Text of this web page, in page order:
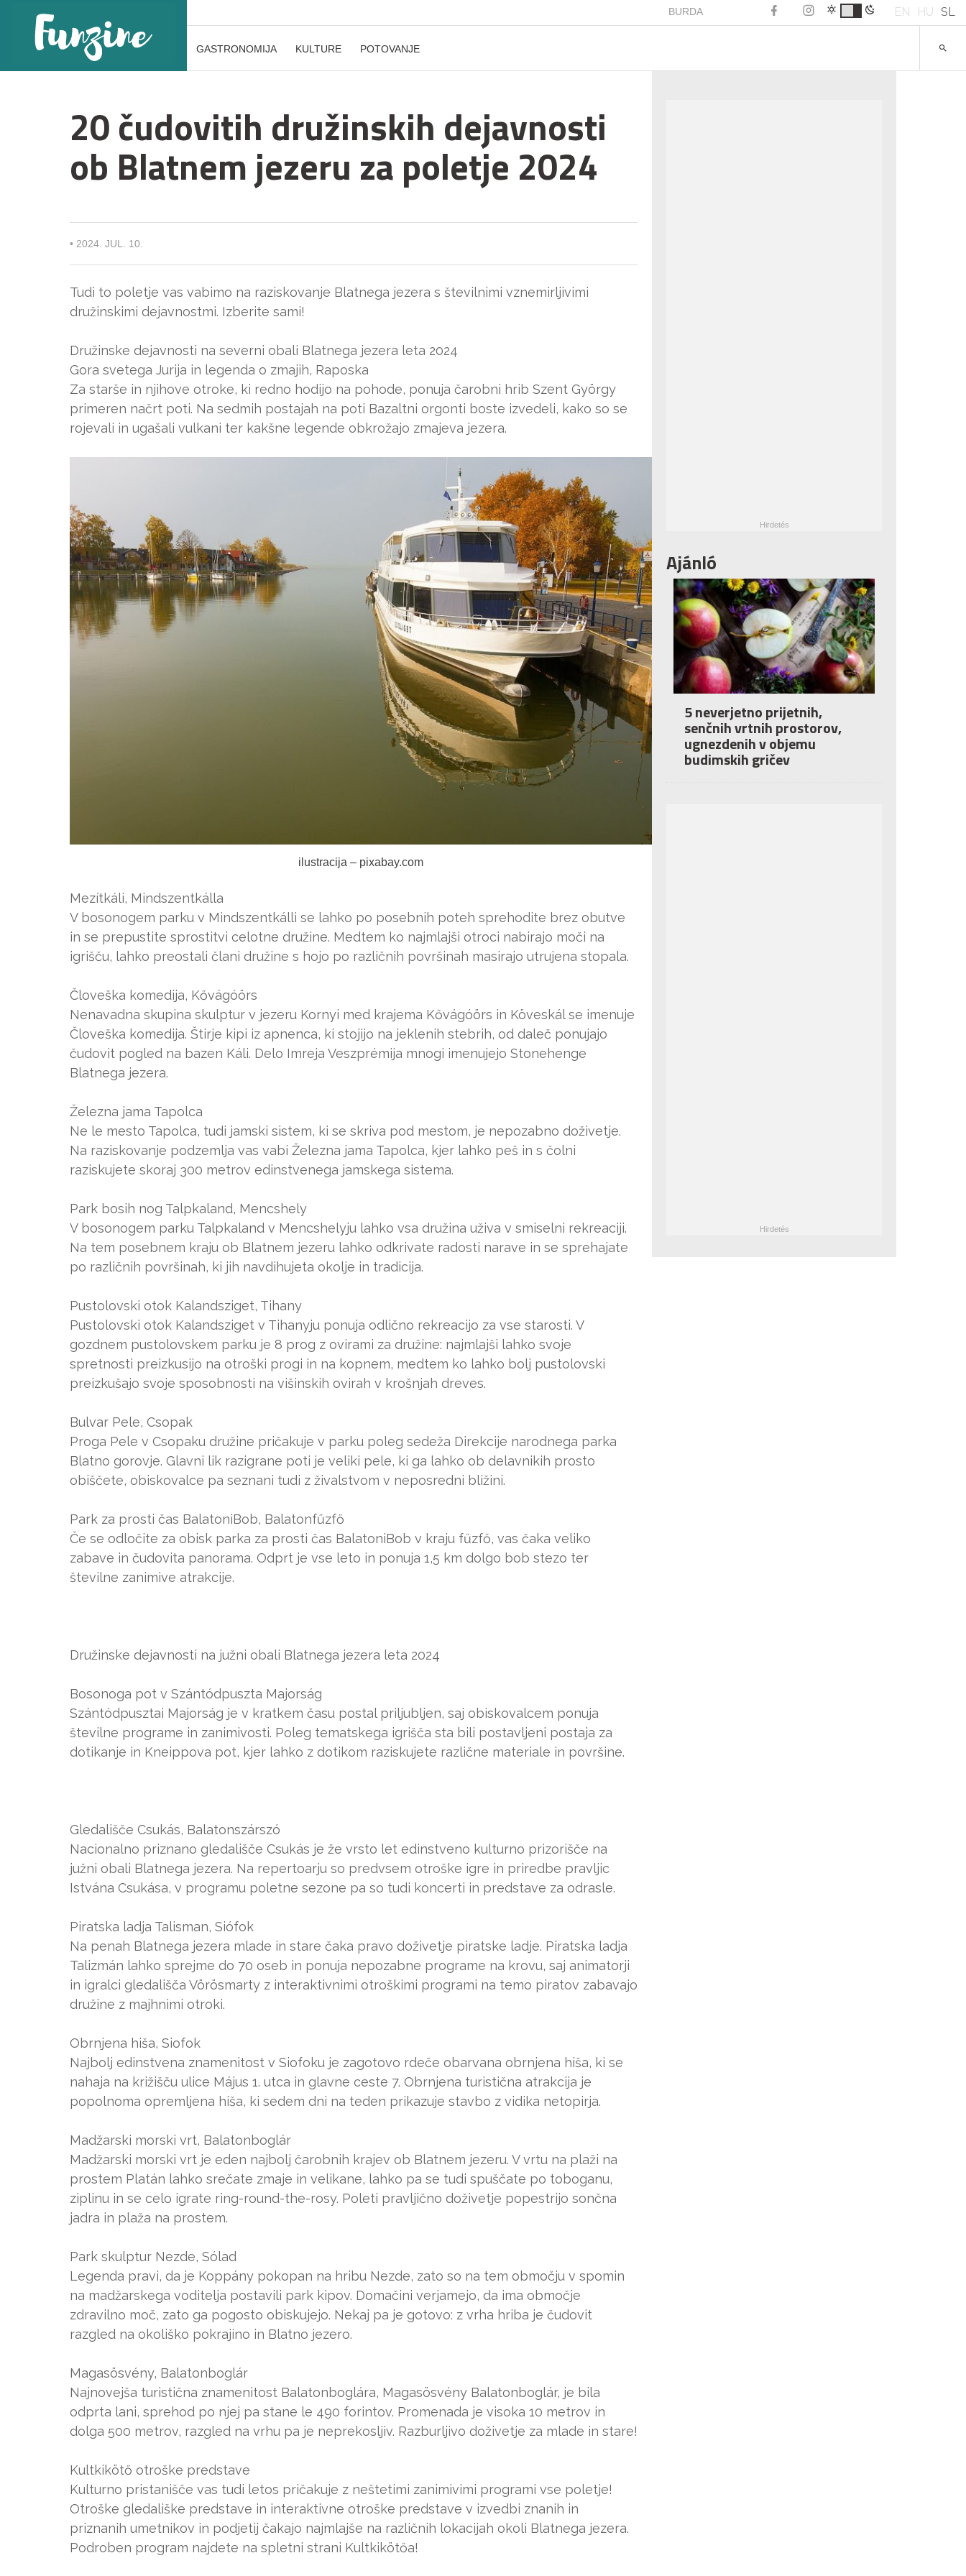
BURDA EN HU SL
GASTRONOMIJA KULTURE POTOVANJE
20 čudovitih družinskih dejavnosti
ob Blatnem jezeru za poletje 2024
• 2024. JUL. 10.
Tudi to poletje vas vabimo na raziskovanje Blatnega jezera s številnimi vznemirljivimi
družinskimi dejavnostmi. Izberite sami!
Družinske dejavnosti na severni obali Blatnega jezera leta 2024
Gora svetega Jurija in legenda o zmajih, Raposka
Za starše in njihove otroke, ki redno hodijo na pohode, ponuja čarobni hrib Szent György
primeren načrt poti. Na sedmih postajah na poti Bazaltni orgonti boste izvedeli, kako so se
rojevali in ugašali vulkani ter kakšne legende obkrožajo zmajeva jezera.
ilustracija – pixabay.com
Mezítkáli, Mindszentkálla
V bosonogem parku v Mindszentkálli se lahko po posebnih poteh sprehodite brez obutve
in se prepustite sprostitvi celotne družine. Medtem ko najmlajši otroci nabirajo moči na
igrišču, lahko preostali člani družine s hojo po različnih površinah masirajo utrujena stopala.
Človeška komedija, Kővágóörs
Nenavadna skupina skulptur v jezeru Kornyi med krajema Kővágóörs in Köveskál se imenuje
Človeška komedija. Štirje kipi iz apnenca, ki stojijo na jeklenih stebrih, od daleč ponujajo
čudovit pogled na bazen Káli. Delo Imreja Veszprémija mnogi imenujejo Stonehenge
Blatnega jezera.
Železna jama Tapolca
Ne le mesto Tapolca, tudi jamski sistem, ki se skriva pod mestom, je nepozabno doživetje.
Na raziskovanje podzemlja vas vabi Železna jama Tapolca, kjer lahko peš in s čolni
raziskujete skoraj 300 metrov edinstvenega jamskega sistema.
Park bosih nog Talpkaland, Mencshely
V bosonogem parku Talpkaland v Mencshelyju lahko vsa družina uživa v smiselni rekreaciji.
Na tem posebnem kraju ob Blatnem jezeru lahko odkrivate radosti narave in se sprehajate
po različnih površinah, ki jih navdihujeta okolje in tradicija.
Pustolovski otok Kalandsziget, Tihany
Pustolovski otok Kalandsziget v Tihanyju ponuja odlično rekreacijo za vse starosti. V
gozdnem pustolovskem parku je 8 prog z ovirami za družine: najmlajši lahko svoje
spretnosti preizkusijo na otroški progi in na kopnem, medtem ko lahko bolj pustolovski
preizkušajo svoje sposobnosti na višinskih ovirah v krošnjah dreves.
Bulvar Pele, Csopak
Proga Pele v Csopaku družine pričakuje v parku poleg sedeža Direkcije narodnega parka
Blatno gorovje. Glavni lik razigrane poti je veliki pele, ki ga lahko ob delavnikih prosto
obiščete, obiskovalce pa seznani tudi z živalstvom v neposredni bližini.
Park za prosti čas BalatoniBob, Balatonfűzfő
Če se odločite za obisk parka za prosti čas BalatoniBob v kraju fűzfő, vas čaka veliko
zabave in čudovita panorama. Odprt je vse leto in ponuja 1,5 km dolgo bob stezo ter
številne zanimive atrakcije.
Družinske dejavnosti na južni obali Blatnega jezera leta 2024
Bosonoga pot v Szántódpuszta Majorság
Szántódpusztai Majorság je v kratkem času postal priljubljen, saj obiskovalcem ponuja
številne programe in zanimivosti. Poleg tematskega igrišča sta bili postavljeni postaja za
dotikanje in Kneippova pot, kjer lahko z dotikom raziskujete različne materiale in površine.
Gledališče Csukás, Balatonszárszó
Nacionalno priznano gledališče Csukás je že vrsto let edinstveno kulturno prizorišče na
južni obali Blatnega jezera. Na repertoarju so predvsem otroške igre in priredbe pravljic
Istvána Csukása, v programu poletne sezone pa so tudi koncerti in predstave za odrasle.
Piratska ladja Talisman, Siófok
Na penah Blatnega jezera mlade in stare čaka pravo doživetje piratske ladje. Piratska ladja
Talizmán lahko sprejme do 70 oseb in ponuja nepozabne programe na krovu, saj animatorji
in igralci gledališča Vörösmarty z interaktivnimi otroškimi programi na temo piratov zabavajo
družine z majhnimi otroki.
Obrnjena hiša, Siofok
Najbolj edinstvena znamenitost v Siofoku je zagotovo rdeče obarvana obrnjena hiša, ki se
nahaja na križišču ulice Május 1. utca in glavne ceste 7. Obrnjena turistična atrakcija je
popolnoma opremljena hiša, ki sedem dni na teden prikazuje stavbo z vidika netopirja.
Madžarski morski vrt, Balatonboglár
Madžarski morski vrt je eden najbolj čarobnih krajev ob Blatnem jezeru. V vrtu na plaži na
prostem Platán lahko srečate zmaje in velikane, lahko pa se tudi spuščate po toboganu,
ziplinu in se celo igrate ring-round-the-rosy. Poleti pravljično doživetje popestrijo sončna
jadra in plaža na prostem.
Park skulptur Nezde, Sólad
Legenda pravi, da je Koppány pokopan na hribu Nezde, zato so na tem območju v spomin
na madžarskega voditelja postavili park kipov. Domačini verjamejo, da ima območje
zdravilno moč, zato ga pogosto obiskujejo. Nekaj pa je gotovo: z vrha hriba je čudovit
razgled na okoliško pokrajino in Blatno jezero.
Magasösvény, Balatonboglár
Najnovejša turistična znamenitost Balatonboglára, Magasösvény Balatonboglár, je bila
odprta lani, sprehod po njej pa stane le 490 forintov. Promenada je visoka 10 metrov in
dolga 500 metrov, razgled na vrhu pa je neprekosljiv. Razburljivo doživetje za mlade in stare!
Kultkikötő otroške predstave
Kulturno pristanišče vas tudi letos pričakuje z neštetimi zanimivimi programi vse poletje!
Otroške gledališke predstave in interaktivne otroške predstave v izvedbi znanih in
priznanih umetnikov in podjetij čakajo najmlajše na različnih lokacijah okoli Blatnega jezera.
Podroben program najdete na spletni strani Kultkikötőa!
Ajánló
5 neverjetno prijetnih,
senčnih vrtnih prostorov,
ugnezdenih v objemu
budimskih gričev